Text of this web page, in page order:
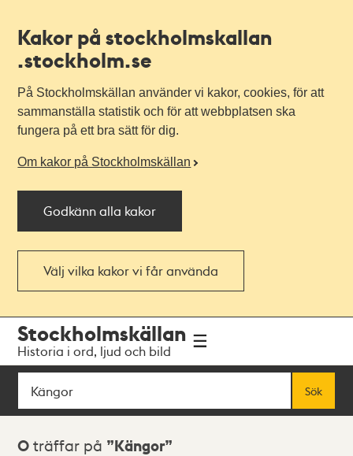
Kakor på stockholmskallan
.stockholm.se
På Stockholmskällan använder vi kakor, cookies, för att
sammanställa statistik och för att webbplatsen ska
fungera på ett bra sätt för dig.
Om kakor på Stockholmskällan
Godkänn alla kakor
Välj vilka kakor vi får använda
navigationen
huvudinnehållet
Stockholmskällan
Historia i ord, ljud och bild
Sök
Sök
Sökresultat
0 träffar på Kängor